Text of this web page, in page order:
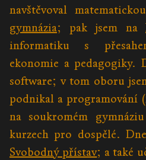
navštěvoval
gymnázia; pak jsem na
informatiku s
ekonomie a pedagogiky.
software; v tom oboru
podnikal a programování
na soukromém
kurzech pro dospělé.
Svobodný přístav; a také